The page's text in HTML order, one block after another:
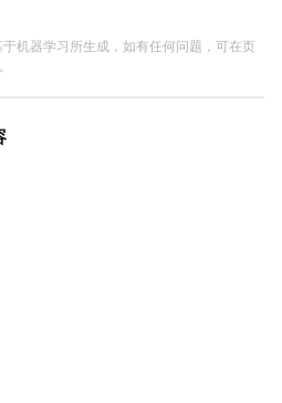
机器学习所生成，如有任何问题，可在页